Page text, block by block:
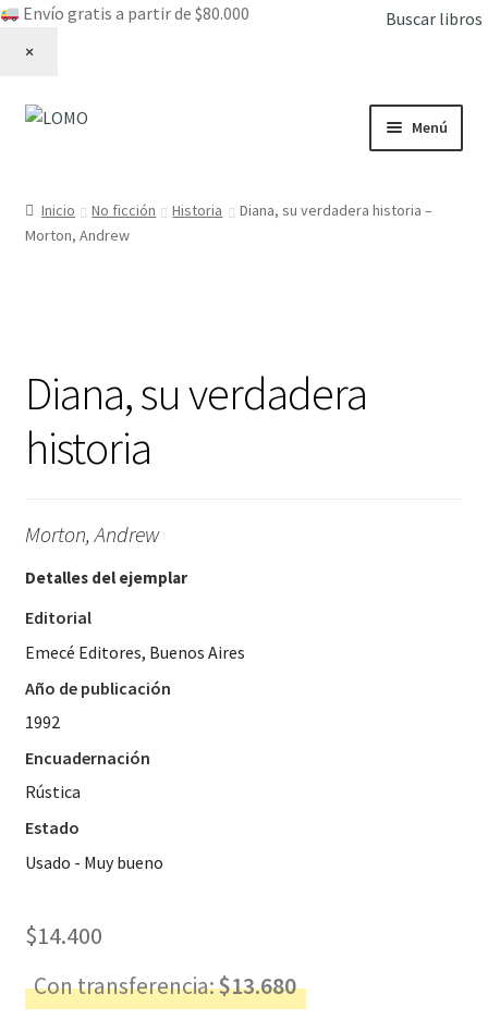
Buscar libros
Envío gratis a partir de $80.000
×
Ir
Ir
Menú
Libros
Inicio No ficción Historia
Diana, su verdadera historia –
Morton, Andrew
Diana, su verdadera
historia
Morton, Andrew
Detalles del ejemplar
Editorial
Emecé Editores, Buenos Aires
Año de publicación
1992
Encuadernación
Rústica
Estado
Usado - Muy bueno
$14.400
Con transferencia:$13.680